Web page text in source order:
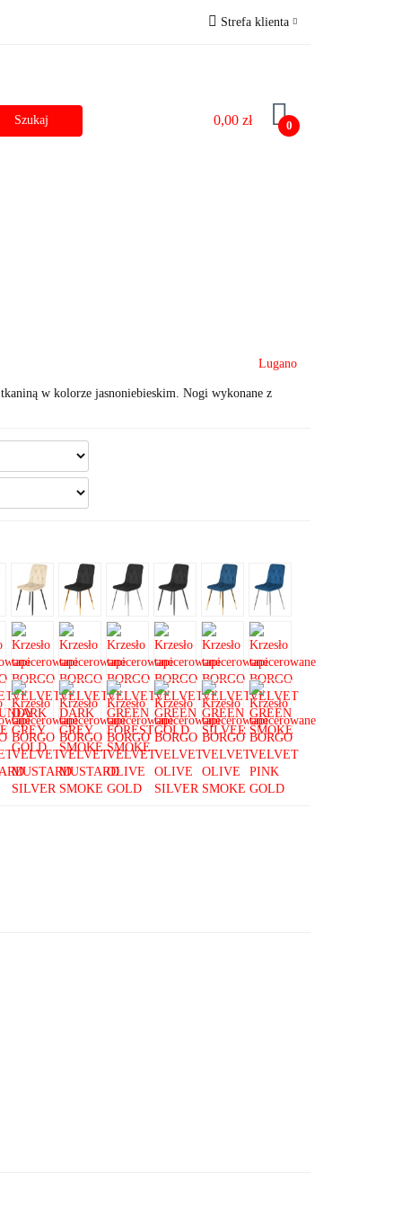
Strefa klienta
Dodaj zgłoszenie do zamówienia
0,00 zł 0
Lugano
w kolorze jasnoniebieskim. Nogi wykonane z